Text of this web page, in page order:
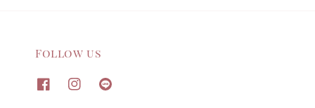
Follow us